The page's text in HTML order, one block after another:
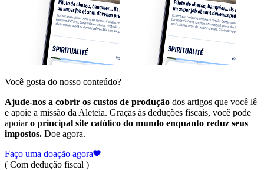
Você gosta do nosso conteúdo?
Ajude-nos a cobrir os custos de produção dos artigos que você lê
e apoie a missão da Aleteia. Graças às deduções fiscais, você pode
apoiaro principal site católico do mundo enquanto reduz seus
impostos. Doe agora.
Faço uma doação agora
( Com dedução fiscal )